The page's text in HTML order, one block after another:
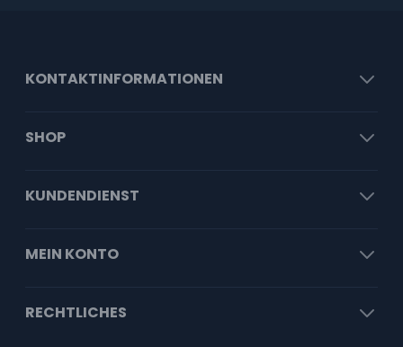
KONTAKTINFORMATIONEN
SHOP
KUNDENDIENST
MEIN KONTO
RECHTLICHES